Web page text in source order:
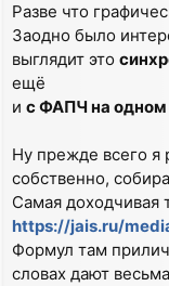
Разве что
Заодно было
выглядит это
ещё
и с ФАПЧ на одном
Ну прежде всего я
собственно,
Самая доходчивая
https://jais.ru/
Формул там
словах дают